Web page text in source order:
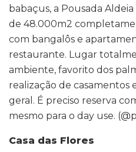
babaçus, a Pousada
de 48.000m2
com bangalôs e
restaurante. Lugar
ambiente, favorito dos
realização de casamentos
geral. É preciso reserva
mesmo para o day use.
Casa das Flores